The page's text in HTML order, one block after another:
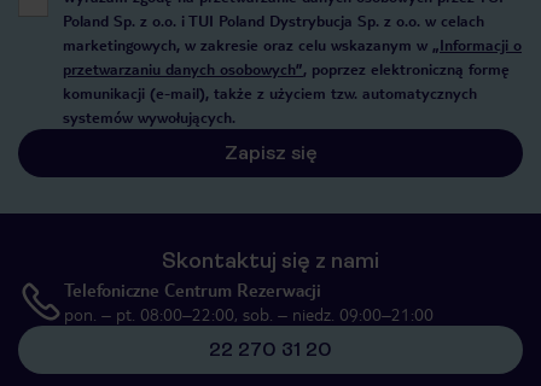
Poland Sp. z o.o. i TUI Poland Dystrybucja Sp. z o.o. w celach
marketingowych, w zakresie oraz celu wskazanym w „Informacji o
przetwarzaniu danych osobowych”, poprzez elektroniczną formę
komunikacji (e-mail), także z użyciem tzw. automatycznych
systemów wywołujących.
Zapisz się
Skontaktuj się z nami
Telefoniczne Centrum Rezerwacji
pon. – pt. 08:00–22:00, sob. – niedz. 09:00–21:00
22 270 31 20